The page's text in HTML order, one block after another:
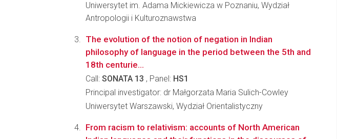
Uniwersytet im. Adama Mickiewicza w Poznaniu, Wydział
Antropologii i Kulturoznawstwa
The evolution of the notion of negation in Indian
philosophy of language in the period between the 5th and
18th centurie...
Call: SONATA 13 , Panel: HS1
Principal investigator: dr Małgorzata Maria Sulich-Cowley
Uniwersytet Warszawski, Wydział Orientalistyczny
From racism to relativism: accounts of North American